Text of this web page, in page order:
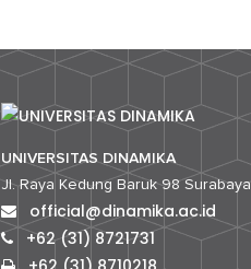
UNIVERSITAS DINAMIKA
Jl. Raya Kedung Baruk 98 Surabaya
official@dinamika.ac.id
+62 (31) 8721731